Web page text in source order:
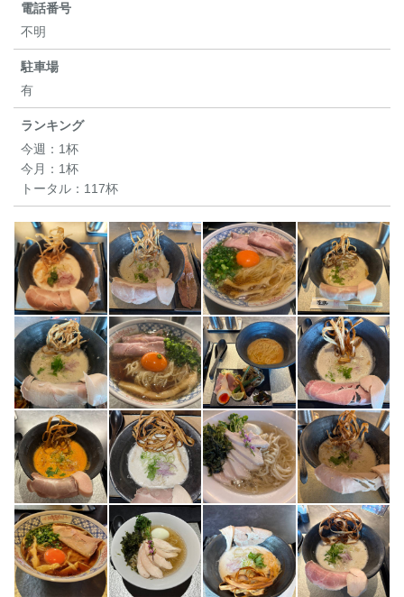
電話番号
不明
駐車場
有
ランキング
今週： 1杯
今月： 1杯
トータル： 117杯